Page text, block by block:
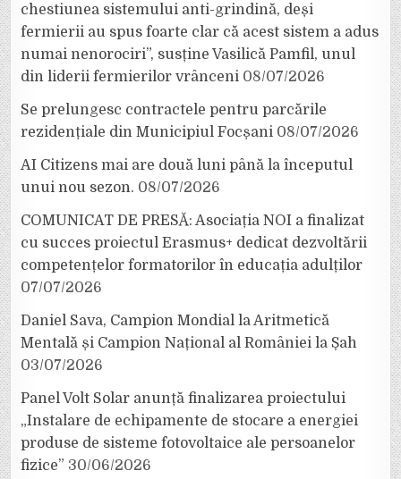
chestiunea sistemului anti-grindină, deși
fermierii au spus foarte clar că acest sistem a adus
numai nenorociri”, susține Vasilică Pamfil, unul
din liderii fermierilor vrânceni 08/07/2026
Se prelungesc contractele pentru parcările
rezidențiale din Municipiul Focșani 08/07/2026
AI Citizens mai are două luni până la începutul
unui nou sezon. 08/07/2026
COMUNICAT DE PRESĂ: Asociația NOI a finalizat
cu succes proiectul Erasmus+ dedicat dezvoltării
competențelor formatorilor în educația adulților
07/07/2026
Daniel Sava, Campion Mondial la Aritmetică
Mentală și Campion Național al României la Șah
03/07/2026
Panel Volt Solar anunță finalizarea proiectului
„Instalare de echipamente de stocare a energiei
produse de sisteme fotovoltaice ale persoanelor
fizice” 30/06/2026